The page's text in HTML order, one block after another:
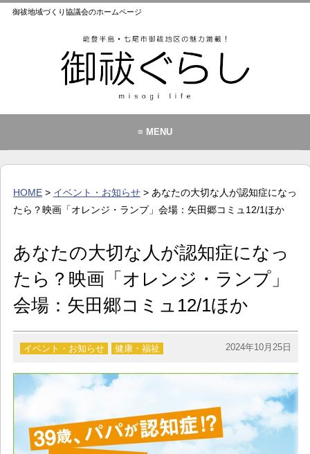
御祓地域づくり協議会のホームページ
≡ MENU
イベント・お知らせ
暮らし
歴史・文化・景観
お問い合わせ
HOME> イベント・お知らせ> あなたの大切な人が認知症になっ
たら？映画「オレンジ・ランプ」会場：矢田郷コミュ12/1ほか
あなたの大切な人が認知症になっ
たら？映画「オレンジ・ランプ」
会場：矢田郷コミュ12/1ほか
イベント・お知らせ 健康・福祉 2024年10月25日